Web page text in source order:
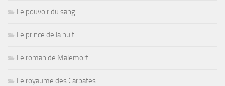
Le pouvoir du sang
Le prince de la nuit
Le roman de Malemort
Le royaume des Carpates